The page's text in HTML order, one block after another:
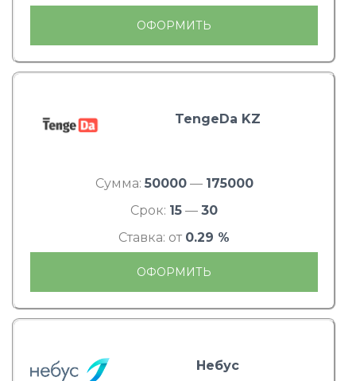
ОФОРМИТЬ
TengeDa KZ
Сумма: 50000— 175000
Срок: 15 — 30
Ставка: от 0.29 %
ОФОРМИТЬ
Небус